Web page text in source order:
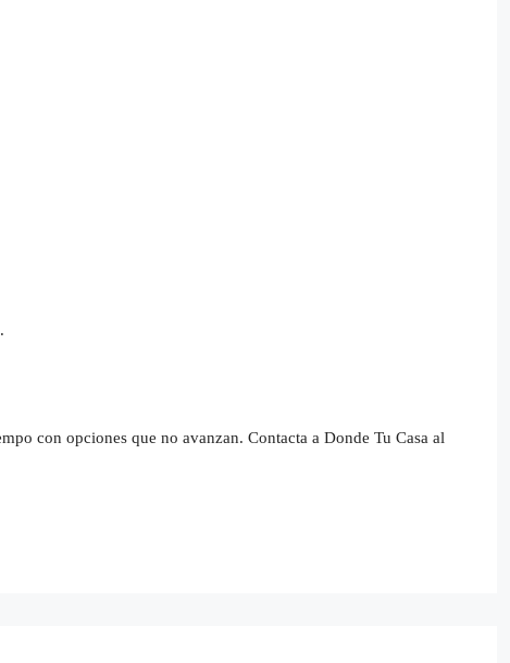
con opciones que no avanzan. Contacta a Donde Tu Casa al